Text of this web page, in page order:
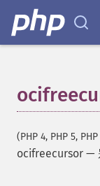
(PHP 4, PHP 5,
ocifreecursor —